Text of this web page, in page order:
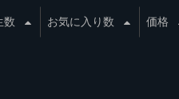
数 お気に入り数 価格